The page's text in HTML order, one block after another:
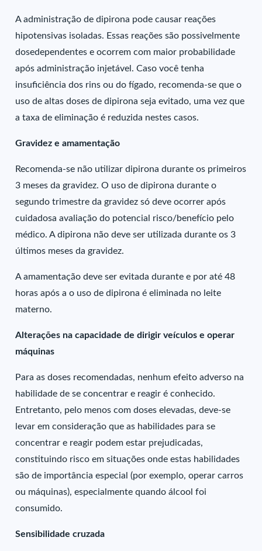
A administração de dipirona pode causar reações
hipotensivas isoladas. Essas reações são possivelmente
dosedependentes e ocorrem com maior probabilidade
após administração injetável. Caso você tenha
insuficiência dos rins ou do fígado, recomenda-se que o
uso de altas doses de dipirona seja evitado, uma vez que
a taxa de eliminação é reduzida nestes casos.
Gravidez e amamentação
Recomenda-se não utilizar dipirona durante os primeiros
3 meses da gravidez. O uso de dipirona durante o
segundo trimestre da gravidez só deve ocorrer após
cuidadosa avaliação do potencial risco/benefício pelo
médico. A dipirona não deve ser utilizada durante os 3
últimos meses da gravidez.
A amamentação deve ser evitada durante e por até 48
horas após a o uso de dipirona é eliminada no leite
materno.
Alterações na capacidade de dirigir veículos e operar
máquinas
Para as doses recomendadas, nenhum efeito adverso na
habilidade de se concentrar e reagir é conhecido.
Entretanto, pelo menos com doses elevadas, deve-se
levar em consideração que as habilidades para se
concentrar e reagir podem estar prejudicadas,
constituindo risco em situações onde estas habilidades
são de importância especial (por exemplo, operar carros
ou máquinas), especialmente quando álcool foi
consumido.
Sensibilidade cruzada